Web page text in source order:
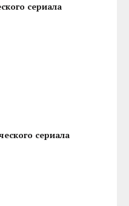
сериала
сериала